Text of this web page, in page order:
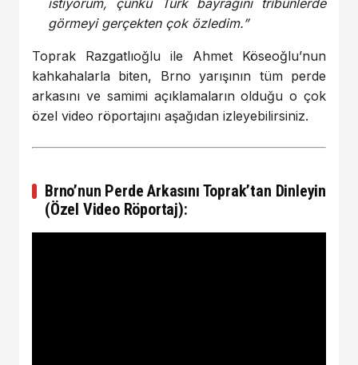
istiyorum, çünkü Türk bayrağını tribünlerde
görmeyi gerçekten çok özledim.”
Toprak Razgatlıoğlu ile Ahmet Köseoğlu’nun
kahkahalarla biten, Brno yarışının tüm perde
arkasını ve samimi açıklamaların olduğu o çok
özel video röportajını aşağıdan izleyebilirsiniz.
Brno’nun Perde Arkasını Toprak’tan Dinleyin
(Özel Video Röportaj):